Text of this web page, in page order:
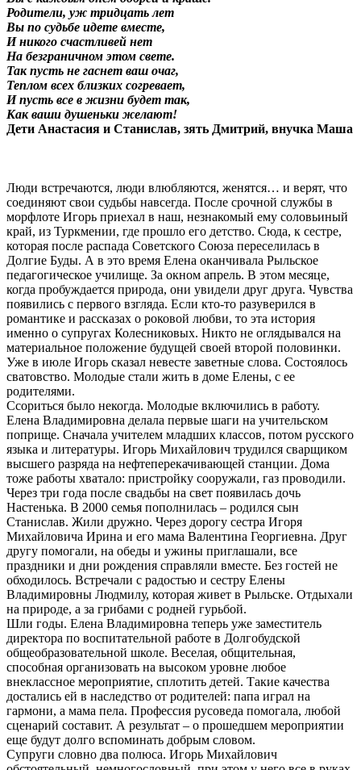
Родители, уж тридцать лет
Вы по судьбе идете вместе,
И никого счастливей нет
На безграничном этом свете.
Так пусть не гаснет ваш очаг,
Теплом всех близких согревает,
И пусть все в жизни будет так,
Как ваши душеньки желают!
Дети Анастасия и Станислав, зять Дмитрий, внучка Маша
Люди встречаются, люди влюбляются, женятся… и верят, что
соединяют свои судьбы навсегда. После срочной службы в
морфлоте Игорь приехал в наш, незнакомый ему соловьиный
край, из Туркмении, где прошло его детство. Сюда, к сестре,
которая после распада Советского Союза переселилась в
Долгие Буды. А в это время Елена оканчивала Рыльское
педагогическое училище. За окном апрель. В этом месяце,
когда пробуждается природа, они увидели друг друга. Чувства
появились с первого взгляда. Если кто-то разуверился в
романтике и рассказах о роковой любви, то эта история
именно о супругах Колесниковых. Никто не оглядывался на
материальное положение будущей своей второй половинки.
Уже в июле Игорь сказал невесте заветные слова. Состоялось
сватовство. Молодые стали жить в доме Елены, с ее
родителями.
Ссориться было некогда. Молодые включились в работу.
Елена Владимировна делала первые шаги на учительском
поприще. Сначала учителем младших классов, потом русского
языка и литературы. Игорь Михайлович трудился сварщиком
высшего разряда на нефтеперекачивающей станции. Дома
тоже работы хватало: пристройку сооружали, газ проводили.
Через три года после свадьбы на свет появилась дочь
Настенька. В 2000 семья пополнилась – родился сын
Станислав. Жили дружно. Через дорогу сестра Игоря
Михайловича Ирина и его мама Валентина Георгиевна. Друг
другу помогали, на обеды и ужины приглашали, все
праздники и дни рождения справляли вместе. Без гостей не
обходилось. Встречали с радостью и сестру Елены
Владимировны Людмилу, которая живет в Рыльске. Отдыхали
на природе, а за грибами с родней гурьбой.
Шли годы. Елена Владимировна теперь уже заместитель
директора по воспитательной работе в Долгобудской
общеобразовательной школе. Веселая, общительная,
способная организовать на высоком уровне любое
внеклассное мероприятие, сплотить детей. Такие качества
достались ей в наследство от родителей: папа играл на
гармони, а мама пела. Профессия русоведа помогала, любой
сценарий составит. А результат – о прошедшем мероприятии
еще будут долго вспоминать добрым словом.
Супруги словно два полюса. Игорь Михайлович